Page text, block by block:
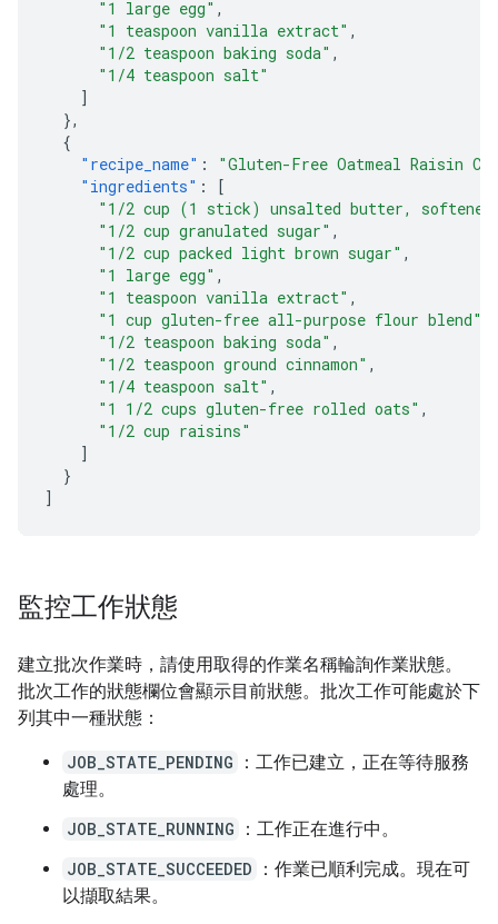
"1 large egg" ,
"1 teaspoon vanilla extract" ,
"1/2 teaspoon baking soda" ,
"1/4 teaspoon salt"
]
},
{
"recipe_name" :
"Gluten-Free Oatmeal Raisin
"ingredients" :
[
"1/2 cup (1 stick) unsalted butter,
"1/2 cup granulated sugar" ,
"1/2 cup packed light brown sugar" ,
"1 large egg" ,
"1 teaspoon vanilla extract" ,
"1 cup gluten-free all-purpose flour blend"
"1/2 teaspoon baking soda" ,
"1/2 teaspoon ground cinnamon" ,
"1/4 teaspoon salt" ,
"1 1/2 cups gluten-free rolled oats" ,
"1/2 cup raisins"
]
}
]
監控工作狀態
建立批次作業時，請使用取得的作業名稱輪詢作業狀態。
批次工作的狀態欄位會顯示目前狀態。批次工作可能處於下
列其中一種狀態：
JOB_STATE_PENDING
：工作已建立，正在等待服務
處理。
JOB_STATE_RUNNING
：工作正在進行中。
JOB_STATE_SUCCEEDED
：作業已順利完成。現在可
以擷取結果。